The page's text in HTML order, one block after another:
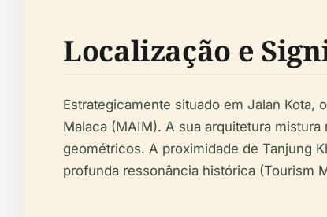
Localização e
Estrategicamente situado em Jalan
Malaca (MAIM). A sua arquitetura
geométricos. A proximidade de Tanjung
profunda ressonância histórica (Tourism